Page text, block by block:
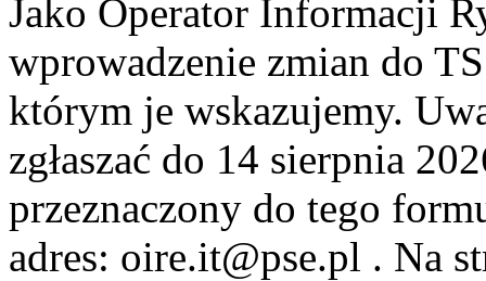
Jako Operator Informacji
wprowadzenie zmian do
którym je wskazujemy.
zgłaszać do 14 sierpnia
przeznaczony do tego
adres: oire.it@pse.pl . Na